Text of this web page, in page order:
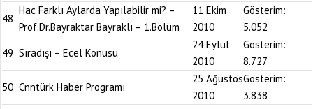
48
Hac Farklı Aylarda Yapılabilir mi? –
Prof.Dr.Bayraktar Bayraklı – 1.Bölüm
11 Ekim
2010
Gösterim:
5.052
49 Sıradışı – Ecel Konusu
24 Eylül
2010
Gösterim:
8.727
50 Cnntürk Haber Programı
25 Ağustos
2010
Gösterim:
3.838